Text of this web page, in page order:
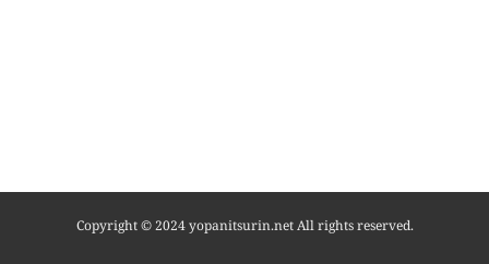
Copyright © 2024 yopanitsurin.net All rights reserved.